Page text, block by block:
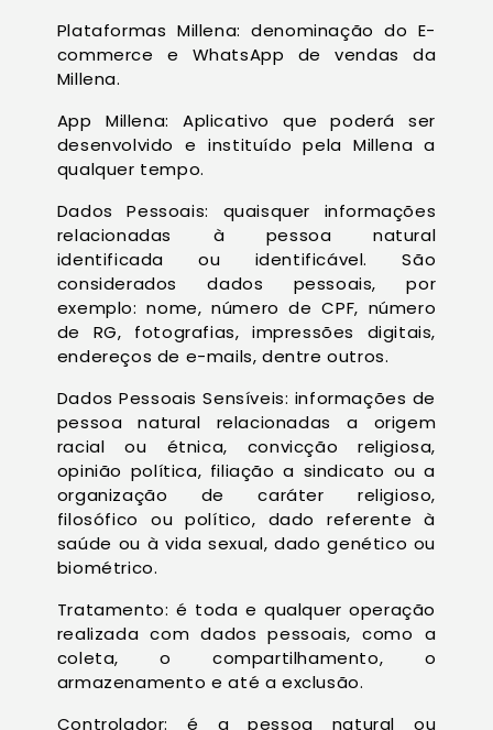
Plataformas Millena: denominação do E-
commerce e WhatsApp de vendas da
Millena.
App Millena: Aplicativo que poderá ser
desenvolvido e instituído pela Millena a
qualquer tempo.
Dados Pessoais: quaisquer informações
relacionadas à pessoa natural
identificada ou identificável. São
considerados dados pessoais, por
exemplo: nome, número de CPF, número
de RG, fotografias, impressões digitais,
endereços de e-mails, dentre outros.
Dados Pessoais Sensíveis: informações de
pessoa natural relacionadas a origem
racial ou étnica, convicção religiosa,
opinião política, filiação a sindicato ou a
organização de caráter religioso,
filosófico ou político, dado referente à
saúde ou à vida sexual, dado genético ou
biométrico.
Tratamento: é toda e qualquer operação
realizada com dados pessoais, como a
coleta, o compartilhamento, o
armazenamento e até a exclusão.
Controlador: é a pessoa natural ou